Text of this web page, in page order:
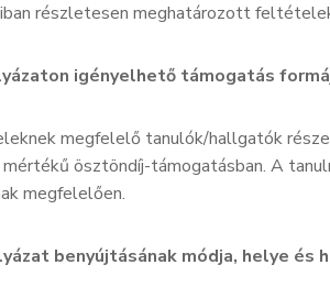
részletesen meghatározott
igényelhető támogatás
megfelelő tanulók/hallgatók
ösztöndíj-támogatásban. A
megfelelően.
benyújtásának módja, helye és